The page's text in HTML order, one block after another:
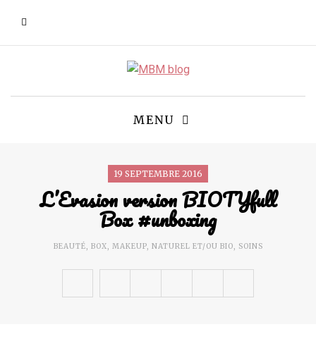
MENU
19 SEPTEMBRE 2016
L’Evasion version BIOTYfull
Box #unboxing
BEAUTÉ, BOX, MAKEUP, NATUREL ET/OU BIO, SOINS